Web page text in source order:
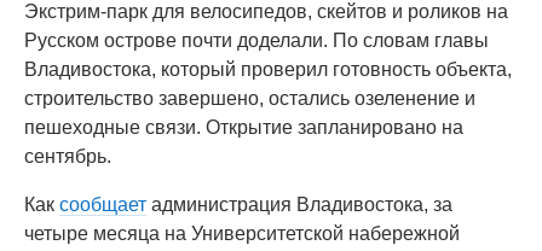
Экстрим-парк для велосипедов, скейтов и роликов на
Русском острове почти доделали. По словам главы
Владивостока, который проверил готовность объекта,
строительство завершено, остались озеленение и
пешеходные связи. Открытие запланировано на
сентябрь.
Как сообщает администрация Владивостока, за
четыре месяца на Университетской набережной